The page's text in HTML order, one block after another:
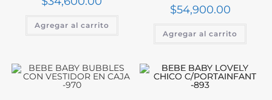
Agregar al carrito
$54,900.00
Agregar al carrito